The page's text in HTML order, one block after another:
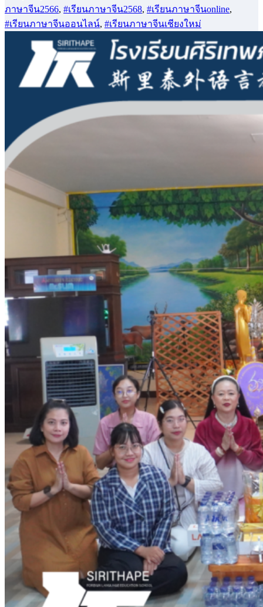
ภาษาจีน2566, #เรียนภาษาจีน2568, #เรียนภาษาจีนonline,
#เรียนภาษาจีนออนไลน์, #เรียนภาษาจีนเชียงใหม่